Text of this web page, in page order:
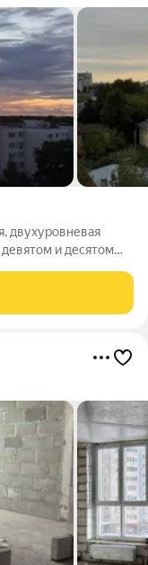
двухуровневая
и десятом